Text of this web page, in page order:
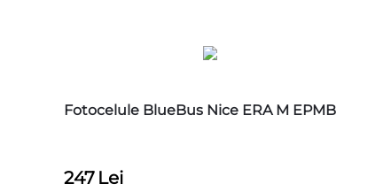
Fotocelule BlueBus Nice ERA M EPMB
247 Lei